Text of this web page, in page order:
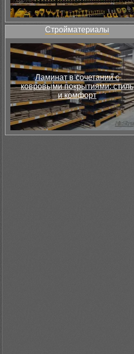
Стройматериалы
Ламинат в сочетании с
ковровыми покрытиями: стиль
и комфорт